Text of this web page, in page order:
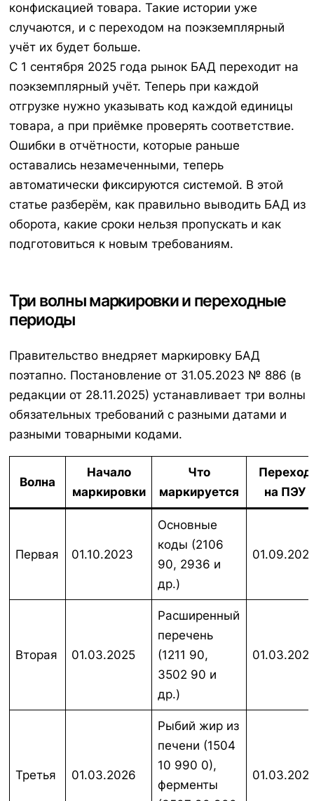
конфискацией товара. Такие истории уже
случаются, и с переходом на поэкземплярный
учёт их будет больше.
С 1 сентября 2025 года рынок БАД переходит на
поэкземплярный учёт. Теперь при каждой
отгрузке нужно указывать код каждой единицы
товара, а при приёмке проверять соответствие.
Ошибки в отчётности, которые раньше
оставались незамеченными, теперь
автоматически фиксируются системой. В этой
статье разберём, как правильно выводить БАД из
оборота, какие сроки нельзя пропускать и как
подготовиться к новым требованиям.
Три волны маркировки и переходные
периоды
Правительство внедряет маркировку БАД
поэтапно. Постановление от 31.05.2023 № 886 (в
редакции от 28.11.2025) устанавливает три волны
обязательных требований с разными датами и
разными товарными кодами.
Волна
Начало
маркировки
Что
маркируется
Переход
на ПЭУ
Первая 01.10.2023
Основные
коды (2106
90, 2936 и
др.)
Вторая 01.03.2025
Расширенный
перечень
(1211 90,
3502 90 и
др.)
Третья 01.03.2026
Рыбий жир из
печени (1504
10 990 0),
ферменты